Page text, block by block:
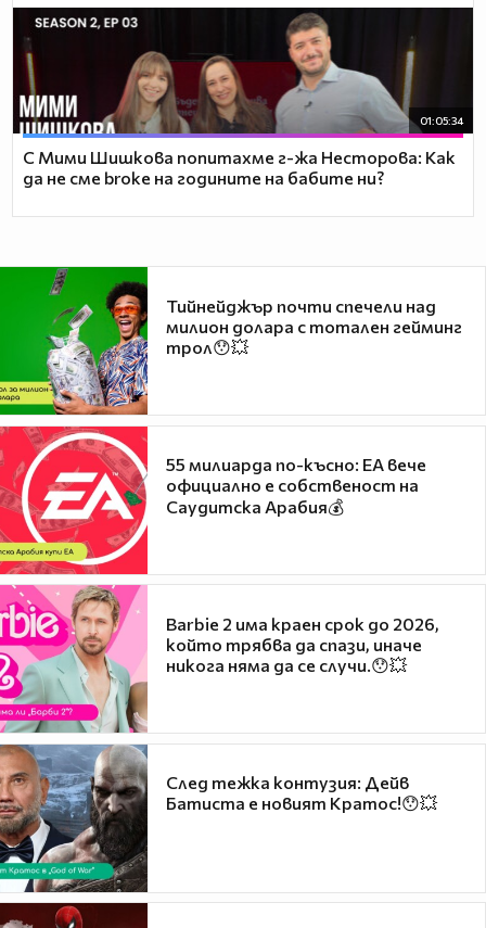
01:05:34
С Мими Шишкова попитахме г-жа Несторова: Как
да не сме broke на годините на бабите ни?
Тийнейджър почти спечели над
милион долара с тотален гейминг
трол😯💥
55 милиарда по-късно: EA вече
официално е собственост на
Саудитска Арабия💰
Barbie 2 има краен срок до 2026,
който трябва да спази, иначе
никога няма да се случи.😯💥
След тежка контузия: Дейв
Батиста е новият Кратос!😯💥